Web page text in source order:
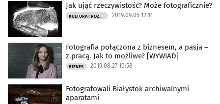
Jak ująć rzeczywistość? Może fotograficznie?
2019.09.05 12:11
Fotografia połączona z biznesem, a pasja –
z pracą. Jak to możliwe? [WYWIAD]
BIZNES 2019.08.27 10:58
Fotografowali Białystok archiwalnymi
aparatami